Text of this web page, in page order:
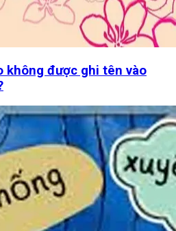
không được ghi tên vào